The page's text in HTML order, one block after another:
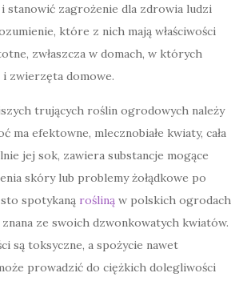
i stanowić zagrożenie dla zdrowia ludzi
które z nich mają właściwości
zwłaszcza w domach, w których
zwierzęta domowe.
trujących roślin ogrodowych należy
ma efektowne, mlecznobiałe kwiaty, cała
jej sok, zawiera substancje mogące
skóry lub problemy żołądkowe po
spotykaną rośliną w polskich ogrodach
znana ze swoich dzwonkowatych kwiatów.
są toksyczne, a spożycie nawet
prowadzić do ciężkich dolegliwości